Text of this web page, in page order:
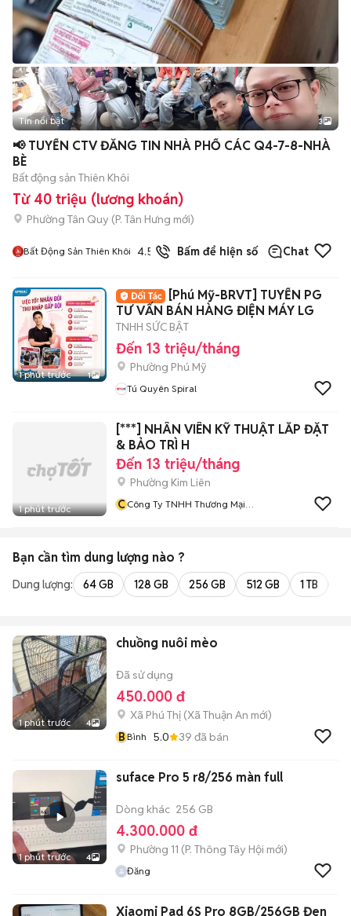
Tin nổi bật 3
📢 TUYỂN CTV ĐĂNG TIN NHÀ PHỐ CÁC Q4-7-8-NHÀ
BÈ
Bất động sản Thiên Khôi
Từ 40 triệu (lương khoán)
Phường Tân Quy (P. Tân Hưng mới)
Bất Động Sản Thiên Khôi 4.5 Bấm để hiện số Chat
1 phút trước 1
[Phú Mỹ-BRVT] TUYỂN PG
TƯ VẤN BÁN HÀNG ĐIỆN MÁY LG
TNHH SỨC BẬT
Đến 13 triệu/tháng
Phường Phú Mỹ
Tú Quyên Spiral
1 phút trước
[***] NHÂN VIÊN KỸ THUẬT LẮP ĐẶT
& BẢO TRÌ H
Đến 13 triệu/tháng
Phường Kim Liên
CCông Ty TNHH Thương Mại
Bạn cần tìm dung lượng nào ?
Dung lượng: 64 GB 128 GB 256 GB 512 GB 1 TB
1 phút trước 4
chuồng nuôi mèo
Đã sử dụng
450.000 đ
Xã Phú Thị (Xã Thuận An mới)
BBình 5.0 39 đã bán
1 phút trước 4
suface Pro 5 r8/256 màn full
Dòng khác 256 GB
4.300.000 đ
Phường 11 (P. Thông Tây Hội mới)
Đăng
Xiaomi Pad 6S Pro 8GB/256GB Đen